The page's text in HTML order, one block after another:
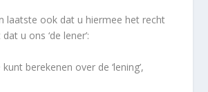
laatste ook dat u hiermee het recht
u ons ‘de lener’:
berekenen over de ‘lening’,